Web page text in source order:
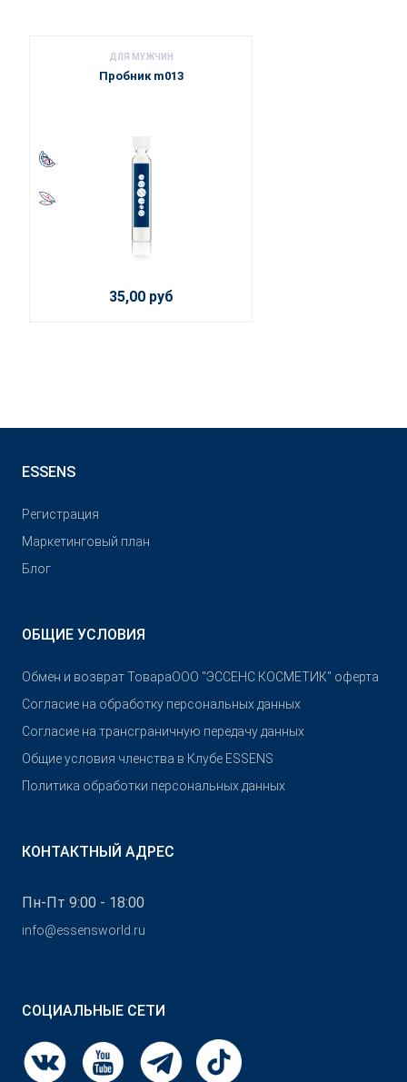
ДЛЯ МУЖЧИН
Пробник m013
35,00 руб
ESSENS
Pегистрация
Маркетинговый план
Блог
ОБЩИЕ УСЛОВИЯ
Обмен и возврат ТовараOOO "ЭССЕНС КОСМЕТИК" оферта
Согласие на обработку персональных данных
Согласие на трансграничную передачу данных
Общие условия членства в Клубе ESSENS
Политика обработки персональных данных
КОНТАКТНЫЙ АДРЕС
Пн-Пт 9:00 - 18:00
info@essensworld.ru
СОЦИАЛЬНЫЕ СЕТИ